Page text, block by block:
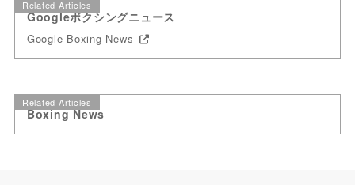
Related Articles
Googleボクシングニュース
Google Boxing News
Related Articles
Boxing News